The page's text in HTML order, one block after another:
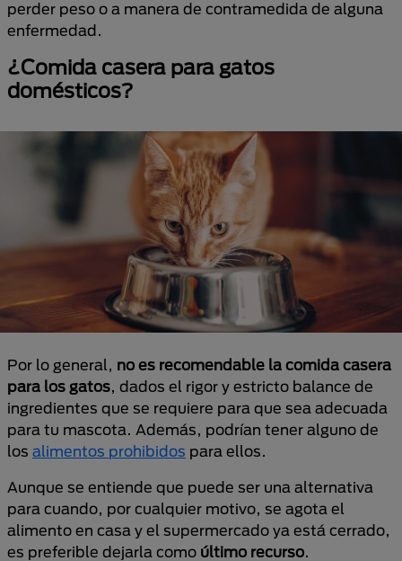
perder peso o a manera de contramedida de alguna
enfermedad.
¿Comida casera para gatos
domésticos?
Por lo general, no es recomendable la comida casera
para los gatos, dados el rigor y estricto balance de
ingredientes que se requiere para que sea adecuada
para tu mascota. Además, podrían tener alguno de
los alimentos prohibidos para ellos.
Aunque se entiende que puede ser una alternativa
para cuando, por cualquier motivo, se agota el
alimento en casa y el supermercado ya está cerrado,
es preferible dejarla como último recurso.